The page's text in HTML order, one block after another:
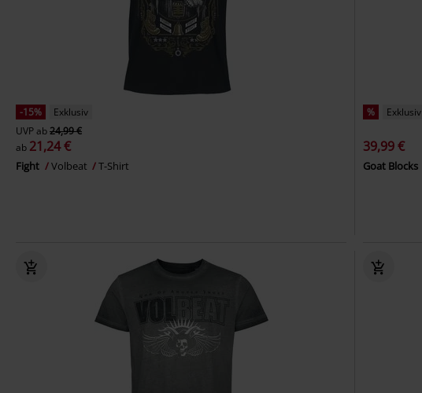
-15%
Exklusiv
UVPab24,99 €
ab 21,24 €
Fight Volbeat T-Shirt
% Exklusiv
39,99 €
Goat Blocks